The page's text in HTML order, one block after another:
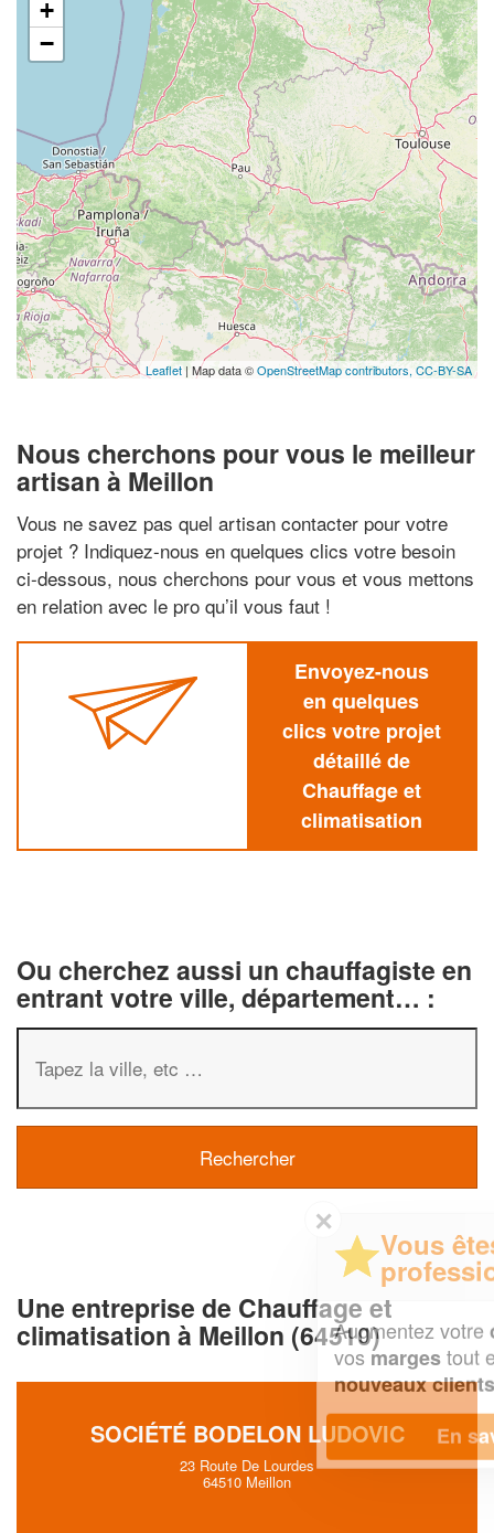
+
−
Leaflet | Map data ©OpenStreetMap contributors, CC-BY-SA
Nous cherchons pour vous le meilleur
artisan à Meillon
Vous ne savez pas quel artisan contacter pour votre
projet ? Indiquez-nous en quelques clics votre besoin
ci-dessous, nous cherchons pour vous et vous mettons
en relation avec le pro qu’il vous faut !
Envoyez-nous
en quelques
clics votre projet
détaillé de
Chauffage et
climatisation
Ou cherchez aussi un chauffagiste en
entrant votre ville, département… :
Une entreprise de Chauffage et
climatisation à Meillon (64510)
SOCIÉTÉ BODELON LUDOVIC
23 Route De Lourdes
64510 Meillon
Vous êtes un
professionnel ?
Augmentez votrechiffre d'affaireset
tout en gagnant de
nouveaux clients!
En savoir plus